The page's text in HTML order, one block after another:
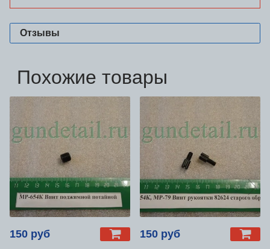
Отзывы
Похожие товары
150 руб 150 руб